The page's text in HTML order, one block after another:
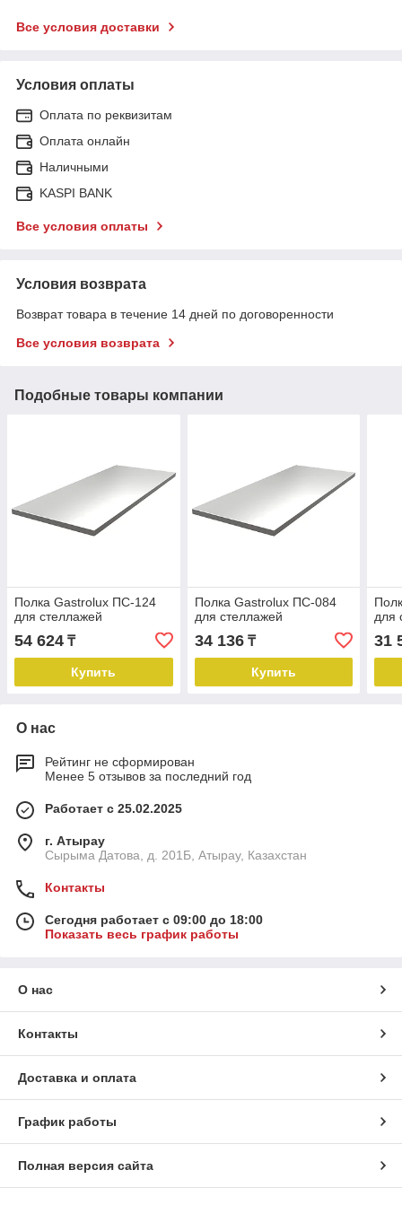
Все условия доставки
Условия оплаты
Оплата по реквизитам
Оплата онлайн
Наличными
KASPI BANK
Все условия оплаты
Условия возврата
Возврат товара в течение 14 дней по договоренности
Все условия возврата
Подобные товары компании
Полка Gastrolux ПС-124
для стеллажей
54 624 ₸
Купить
Полка Gastrolux ПС-084
для стеллажей
34 136₸
Купить
для
31
О нас
Рейтинг не сформирован
Менее 5 отзывов за последний год
Работает с 25.02.2025
г. Атырау
Сырыма Датова, д. 201Б, Атырау, Казахстан
Контакты
Сегодня работает с 09:00 до 18:00
Показать весь график работы
О нас
Контакты
Доставка и оплата
График работы
Полная версия сайта